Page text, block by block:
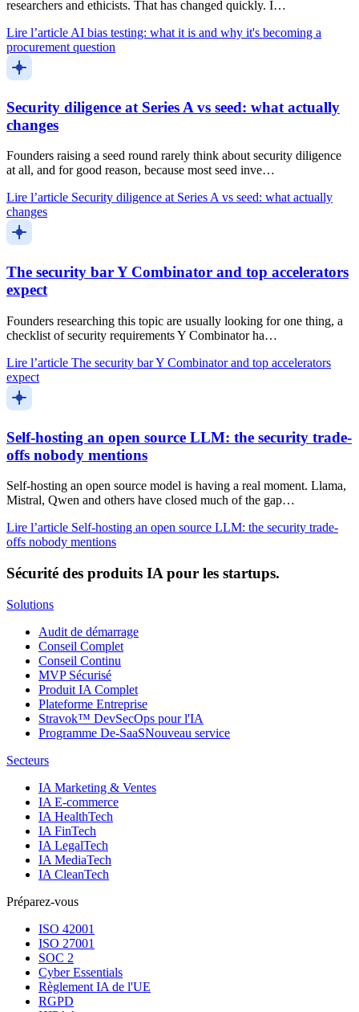
researchers and ethicists. That has changed quickly. I…
Lire l’article AI bias testing: what it is and why it's becoming a
procurement question
Security diligence at Series A vs seed: what actually
changes
Founders raising a seed round rarely think about security diligence
at all, and for good reason, because most seed inve…
Lire l’article Security diligence at Series A vs seed: what actually
changes
The security bar Y Combinator and top accelerators
expect
Founders researching this topic are usually looking for one thing, a
checklist of security requirements Y Combinator ha…
Lire l’article The security bar Y Combinator and top accelerators
expect
Self-hosting an open source LLM: the security trade-
offs nobody mentions
Self-hosting an open source model is having a real moment. Llama,
Mistral, Qwen and others have closed much of the gap…
Lire l’article Self-hosting an open source LLM: the security trade-
offs nobody mentions
Sécurité des produits IA pour les startups.
Solutions
Audit de démarrage
Conseil Complet
Conseil Continu
MVP Sécurisé
Produit IA Complet
Plateforme Entreprise
Stravok™ DevSecOps pour l'IA
Programme De-SaaSNouveau service
Secteurs
IA Marketing & Ventes
IA E-commerce
IA HealthTech
IA FinTech
IA LegalTech
IA MediaTech
IA CleanTech
Préparez-vous
ISO 42001
ISO 27001
SOC 2
Cyber Essentials
Règlement IA de l'UE
RGPD